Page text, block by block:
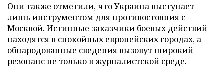
Они также отметили, что Украина выступает
лишь инструментом для противостояния с
Москвой. Истинные заказчики боевых действий
находятся в спокойных европейских городах, а
обнародованные сведения вызовут широкий
резонанс не только в журналистской среде.